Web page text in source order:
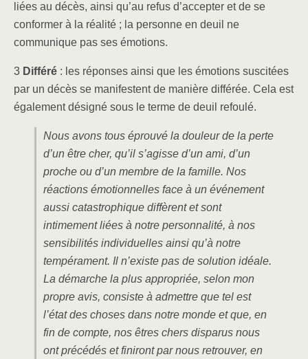
liées au décès, ainsi qu’au refus d’accepter et de se
conformer à la réalité ; la personne en deuil ne
communique pas ses émotions.
3 Différé : les réponses ainsi que les émotions suscitées
par un décès se manifestent de manière différée. Cela est
également désigné sous le terme de deuil refoulé.
Nous avons tous éprouvé la douleur de la perte
d’un être cher, qu’il s’agisse d’un ami, d’un
proche ou d’un membre de la famille. Nos
réactions émotionnelles face à un événement
aussi catastrophique diffèrent et sont
intimement liées à notre personnalité, à nos
sensibilités individuelles ainsi qu’à notre
tempérament. Il n’existe pas de solution idéale.
La démarche la plus appropriée, selon mon
propre avis, consiste à admettre que tel est
l’état des choses dans notre monde et que, en
fin de compte, nos êtres chers disparus nous
ont précédés et finiront par nous retrouver, en